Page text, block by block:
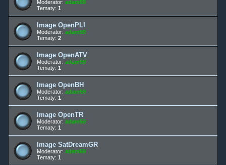
Moderator: adam59
Tematy: 1
Image OpenPLI
Moderator: adam59
Tematy: 2
Image OpenATV
Moderator: adam59
Tematy: 1
Image OpenBH
Moderator: adam59
Tematy: 1
Image OpenTR
Moderator: adam59
Tematy: 1
Image SatDreamGR
Moderator: adam59
Tematy: 1